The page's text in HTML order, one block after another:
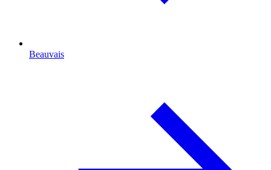
Beauvais